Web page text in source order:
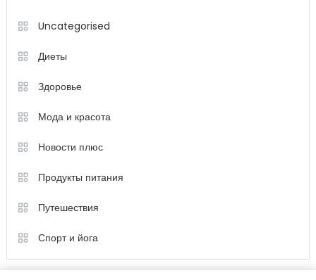
Uncategorised
Диеты
Здоровье
Мода и красота
Новости плюс
Продукты питания
Путешествия
Спорт и йога